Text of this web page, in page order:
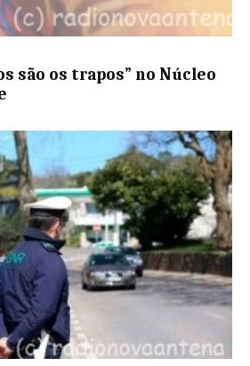
são os trapos” no Núcleo